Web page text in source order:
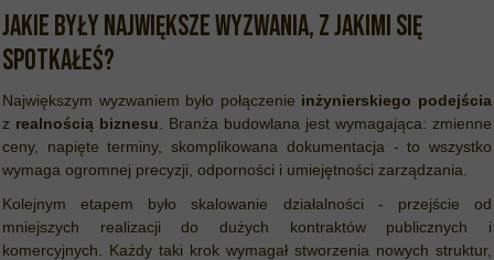
Jakie były największe wyzwania, z jakimi się
spotkałeś?
Największym wyzwaniem było połączenie inżynierskiego podejścia
z realnością biznesu . Branża budowlana jest wymagająca: zmienne
ceny, napięte terminy, skomplikowana dokumentacja - to wszystko
wymaga ogromnej precyzji, odporności i umiejętności zarządzania.
Kolejnym etapem było skalowanie działalności - przejście od
mniejszych realizacji do dużych kontraktów publicznych i
komercyjnych. Każdy taki krok wymagał stworzenia nowych struktur,